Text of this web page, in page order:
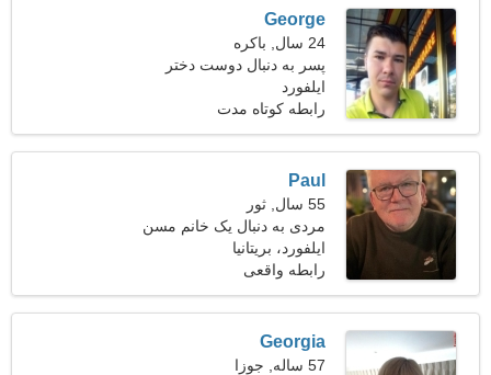
George
24 سال, باکره
پسر به دنبال دوست دختر
است
ایلفورد
رابطه کوتاه مدت
Paul
55 سال, ثور
مردی به دنبال یک خانم مسن
ایلفورد، بریتانیا
رابطه واقعی
Georgia
57 ساله, جوزا